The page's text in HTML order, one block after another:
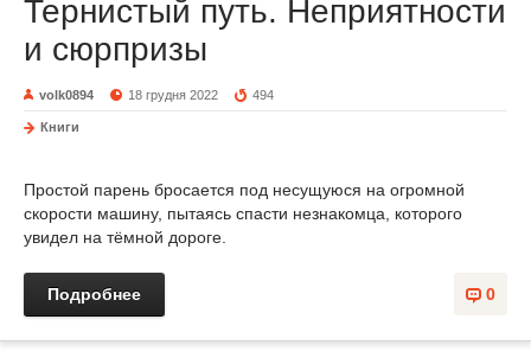
Тернистый путь. Неприятности
и сюрпризы
volk0894 18 грудня 2022 494
Книги
Простой парень бросается под несущуюся на огромной
скорости машину, пытаясь спасти незнакомца, которого
увидел на тёмной дороге.
0
Подробнее